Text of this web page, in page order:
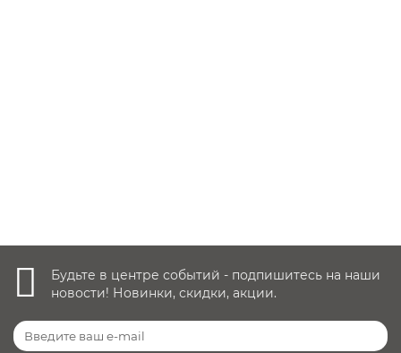
Будьте в центре событий - подпишитесь на наши
новости! Новинки, скидки, акции.